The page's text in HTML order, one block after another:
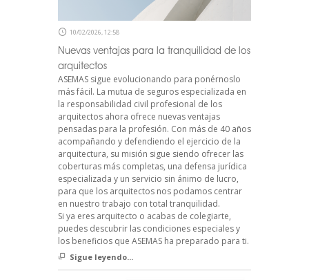
10/02/2026, 12:58
Nuevas ventajas para la tranquilidad de los
arquitectos
ASEMAS sigue evolucionando para ponérnoslo
más fácil. La mutua de seguros especializada en
la responsabilidad civil profesional de los
arquitectos ahora ofrece nuevas ventajas
pensadas para la profesión. Con más de 40 años
acompañando y defendiendo el ejercicio de la
arquitectura, su misión sigue siendo ofrecer las
coberturas más completas, una defensa jurídica
especializada y un servicio sin ánimo de lucro,
para que los arquitectos nos podamos centrar
en nuestro trabajo con total tranquilidad.
Si ya eres arquitecto o acabas de colegiarte,
puedes descubrir las condiciones especiales y
los beneficios que ASEMAS ha preparado para ti.
Sigue leyendo...